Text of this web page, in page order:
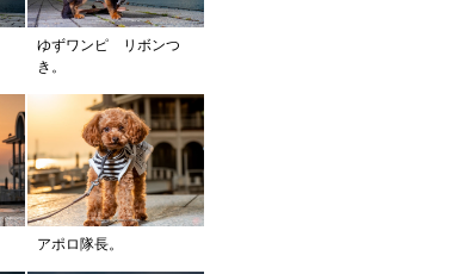
ゆずワンピ リボンつ
き。
アポロ隊長。